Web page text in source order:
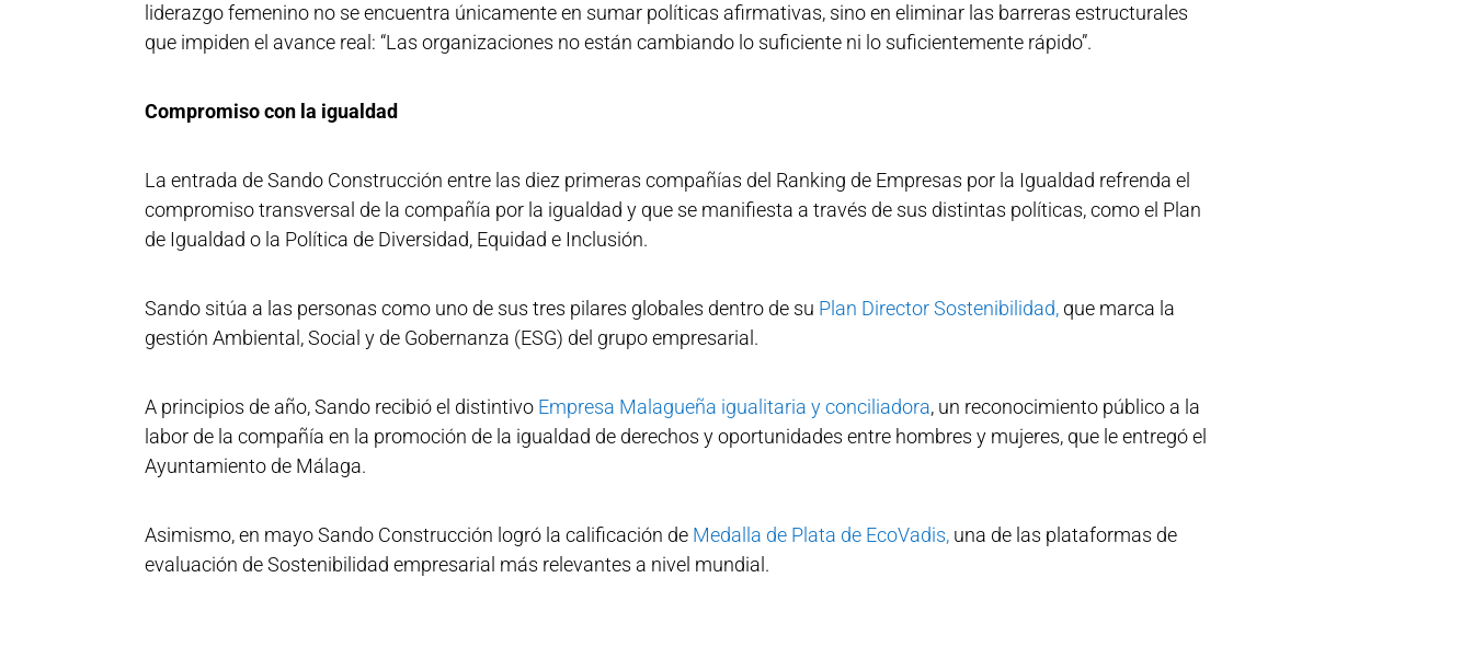
liderazgo femenino no se encuentra únicamente en sumar políticas afirmativas, sino en eliminar las barreras estructurales
que impiden el avance real: “Las organizaciones no están cambiando lo suficiente ni lo suficientemente rápido”.
Compromiso con la igualdad
La entrada de Sando Construcción entre las diez primeras compañías del Ranking de Empresas por la Igualdad refrenda el
compromiso transversal de la compañía por la igualdad y que se manifiesta a través de sus distintas políticas, como el Plan
de Igualdad o la Política de Diversidad, Equidad e Inclusión.
Sando sitúa a las personas como uno de sus tres pilares globales dentro de su Plan Director Sostenibilidad, que marca la
gestión Ambiental, Social y de Gobernanza (ESG) del grupo empresarial.
A principios de año, Sando recibió el distintivo Empresa Malagueña igualitaria y conciliadora, un reconocimiento público a la
labor de la compañía en la promoción de la igualdad de derechos y oportunidades entre hombres y mujeres, que le entregó el
Ayuntamiento de Málaga.
Asimismo, en mayo Sando Construcción logró la calificación de Medalla de Plata de EcoVadis, una de las plataformas de
evaluación de Sostenibilidad empresarial más relevantes a nivel mundial.